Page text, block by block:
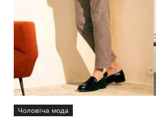
Чоловіча мода